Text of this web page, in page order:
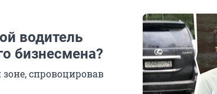
водитель
бизнесмена?
спровоцировав